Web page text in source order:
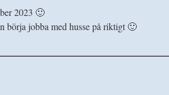
2023 🙂
börja jobba med husse på riktigt 🙂